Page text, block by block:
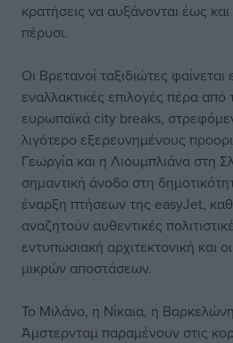
κρατήσεις να αυξάνονται έως
πέρυσι.
Οι Βρετανοί ταξιδιώτες
εναλλακτικές επιλογές πέρα
ευρωπαϊκά city breaks,
λιγότερο εξερευνημένους
Γεωργία και η Λιουμπλιάνα στη
σημαντική άνοδο στη
έναρξη πτήσεων της easyJet,
αναζητούν αυθεντικές
εντυπωσιακή αρχιτεκτονική και
μικρών αποστάσεων.
Το Μιλάνο, η Νίκαια, η
Άμστερνταμ παραμένουν στις